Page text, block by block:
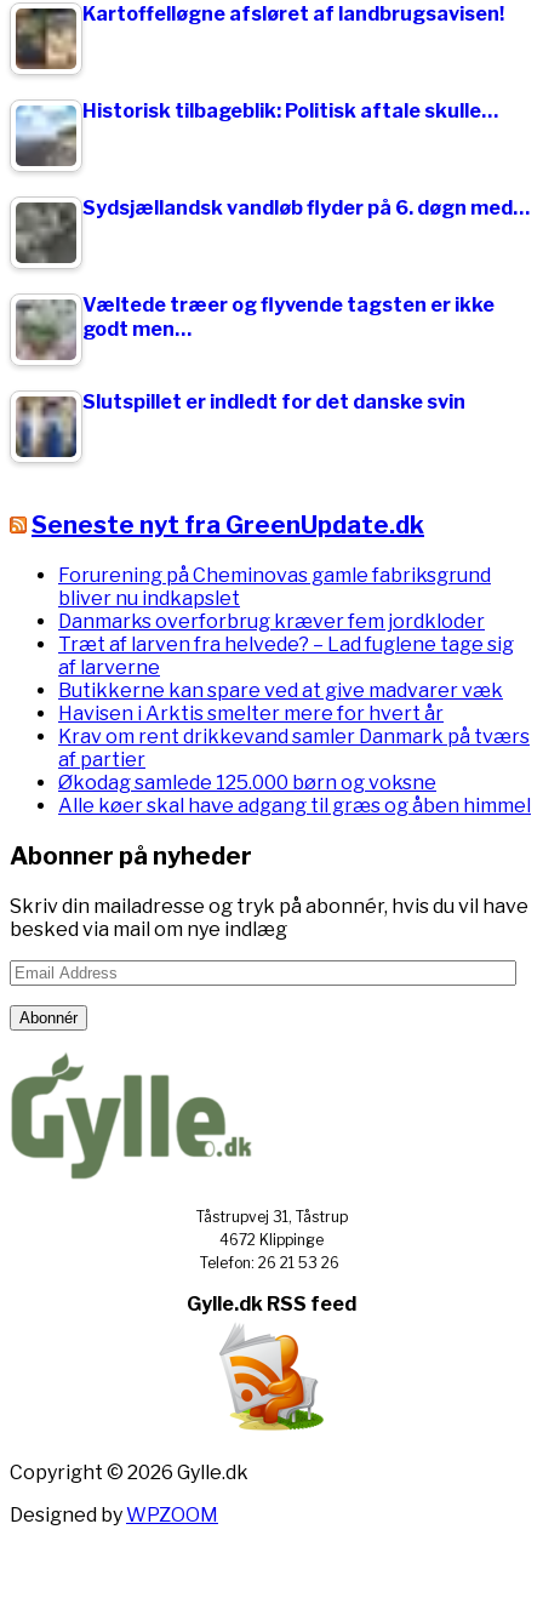
Kartoffelløgne afsløret af landbrugsavisen!
Historisk tilbageblik: Politisk aftale skulle…
Sydsjællandsk vandløb flyder på 6. døgn med…
Væltede træer og flyvende tagsten er ikke
godt men…
Slutspillet er indledt for det danske svin
Seneste nyt fra GreenUpdate.dk
Forurening på Cheminovas gamle fabriksgrund
bliver nu indkapslet
Danmarks overforbrug kræver fem jordkloder
Træt af larven fra helvede? – Lad fuglene tage sig
af larverne
Butikkerne kan spare ved at give madvarer væk
Havisen i Arktis smelter mere for hvert år
Krav om rent drikkevand samler Danmark på tværs
af partier
Økodag samlede 125.000 børn og voksne
Alle køer skal have adgang til græs og åben himmel
Abonner på nyheder
Skriv din mailadresse og tryk på abonnér, hvis du vil have
besked via mail om nye indlæg
Email
Address
Abonnér
Tåstrupvej 31, Tåstrup
4672 Klippinge
Telefon: 26 21 53 26
Gylle.dk RSS feed
Copyright © 2026 Gylle.dk
Designed byWPZOOM